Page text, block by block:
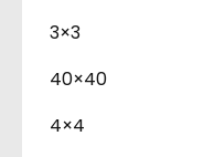
3×3
40×40
4×4